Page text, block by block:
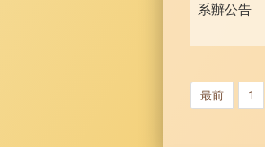
系辦公告
最前 1